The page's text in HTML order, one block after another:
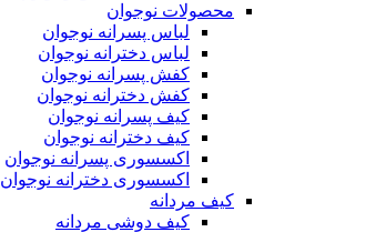
محصولات نوجوان
لباس پسرانه نوجوان
لباس دخترانه نوجوان
کفش پسرانه نوجوان
کفش دخترانه نوجوان
کیف پسرانه نوجوان
کیف دخترانه نوجوان
اکسسوری پسرانه نوجوان
اکسسوری دخترانه نوجوان
کیف مردانه
کیف دوشی مردانه